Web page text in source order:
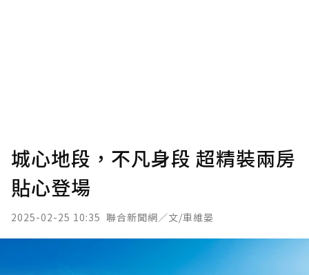
城心地段，不凡身段 超精裝兩房
貼心登場
2025-02-25 10:35 聯合新聞網／文/車維晏